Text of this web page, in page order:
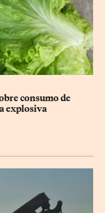
consumo de
explosiva